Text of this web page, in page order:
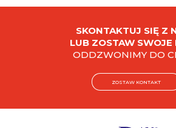
SKONTAKTUJ SIĘ Z
LUB ZOSTAW SWOJE
ODDZWONIMY DO
ZOSTAW KONTAKT